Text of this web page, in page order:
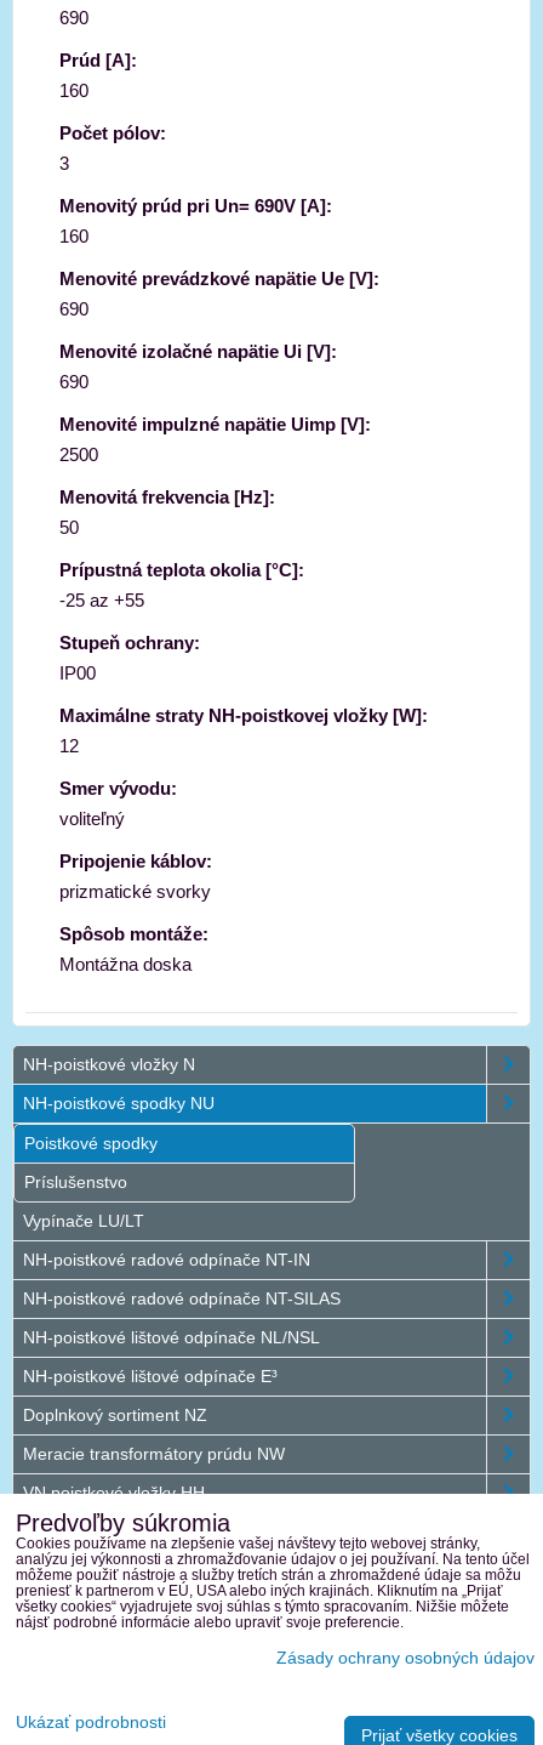
690
Prúd [A]:
160
Počet pólov:
3
Menovitý prúd pri Un= 690V [A]:
160
Menovité prevádzkové napätie Ue [V]:
690
Menovité izolačné napätie Ui [V]:
690
Menovité impulzné napätie Uimp [V]:
2500
Menovitá frekvencia [Hz]:
50
Prípustná teplota okolia [°C]:
-25 az +55
Stupeň ochrany:
IP00
Maximálne straty NH-poistkovej vložky [W]:
12
Smer vývodu:
voliteľný
Pripojenie káblov:
prizmatické svorky
Spôsob montáže:
Montážna doska
NH-poistkové vložky N
NH-poistkové spodky NU
Poistkové spodky
Príslušenstvo
Vypínače LU/LT
NH-poistkové radové odpínače NT-IN
NH-poistkové radové odpínače NT-SILAS
NH-poistkové lištové odpínače NL/NSL
NH-poistkové lištové odpínače E³
Doplnkový sortiment NZ
Meracie transformátory prúdu NW
VN poistkové vložky HH
Jednosmerný program DC
Vonkajšie plastové rozvádzače
Terasaki
Predvoľby súkromia
Cookies používame na zlepšenie vašej návštevy tejto webovej stránky,
analýzu jej výkonnosti a zhromažďovanie údajov o jej používaní. Na tento účel
môžeme použiť nástroje a služby tretích strán a zhromaždené údaje sa môžu
preniesť k partnerom v EÚ, USA alebo iných krajinách. Kliknutím na „Prijať
všetky cookies“ vyjadrujete svoj súhlas s týmto spracovaním. Nižšie môžete
nájsť podrobné informácie alebo upraviť svoje preferencie.
Zásady ochrany osobných údajov
Ukázať podrobnosti
Prijať všetky cookies